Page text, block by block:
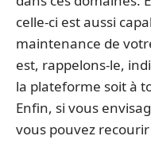
celle-ci est aussi
maintenance de
est, rappelons-le,
la plateforme soit à
Enfin, si vous
vous pouvez recourir